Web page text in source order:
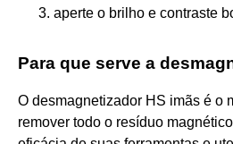
aperte o brilho e contraste
Para que serve a
O desmagnetizador HS imãs é o
remover todo o resíduo